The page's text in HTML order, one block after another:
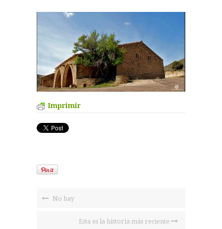
Imprimir
No hay
Esta es la historia más reciente